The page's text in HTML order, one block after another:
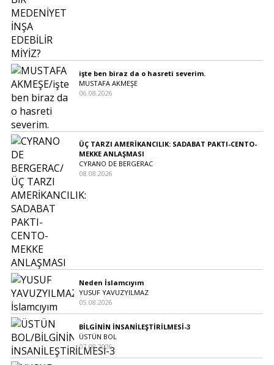
işte ben biraz da o hasreti severim.
MUSTAFA AKMEŞE
06.08.2026
ÜÇ TARZI AMERİKANCILIK: SADABAT PAKTI-CENTO-
MEKKE ANLAŞMASI
CYRANO DE BERGERAC
08.08.2026
Neden İslamcıyım
YUSUF YAVUZYILMAZ
05.08.2026
BİLGİNİN İNSANİLEŞTİRİLMESİ-3
ÜSTÜN BOL
07.08.2026